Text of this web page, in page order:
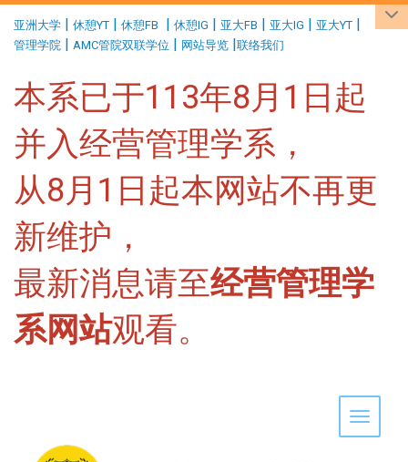
亚洲大学 | 休憩YT | 休憩FB | 休憩IG | 亚大FB | 亚大IG | 亚大YT |
管理学院 | AMC管院双联学位 | 网站导览 |联络我们
本系已于113年8月1日起
并入经营管理学系，
从8月1日起本网站不再更
新维护，
最新消息请至经营管理学
系网站观看。
Toggle